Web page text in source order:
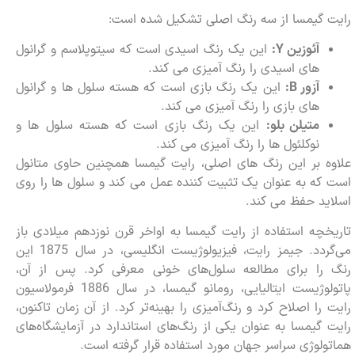
رایت گیمسا از سه رنگ اصلی تشکیل شده است:
آئوزین Y:
این یک رنگ اسیدی است که سیتوپلاسم و گرانول
های اسیدی را رنگ آمیزی می کند.
آزور B:
این یک رنگ بازی است که هسته سلول ها و گرانول
های بازی را رنگ آمیزی می کند.
متیلن بلو: این یک رنگ بازی است که هسته سلول ها و
نوکلئول ها را رنگ آمیزی می کند.
علاوه بر این رنگ های اصلی، رایت گیمسا همچنین حاوی متانول
است که به عنوان یک تثبیت کننده عمل می کند و سلول ها را روی
اسلاید حفظ می کند.
تاریخچه استفاده از رایت گیمسا به اواخر قرن نوزدهم میلادی باز
می‌گردد. جیمز رایت، فیزیولوژیست انگلیسی، در سال 1875 این
رنگ را برای مطالعه سلول‌های خونی معرفی کرد. پس از آن،
پاتولوژیست ایتالیایی، رومانو گیمسا، در سال 1886 فرمولاسیون
رایت را اصلاح کرد و رنگ‌آمیزی را بهینه‌تر کرد. از آن زمان تاکنون،
رایت گیمسا به عنوان یکی از رنگ‌های استاندارد در آزمایشگاه‌های
هماتولوژی سراسر جهان مورد استفاده قرار گرفته است.